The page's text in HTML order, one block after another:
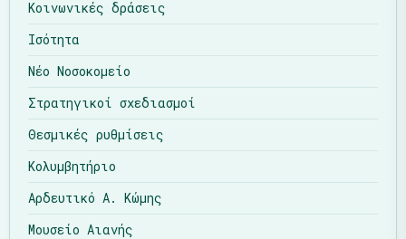
Κοινωνικές δράσεις
Ισότητα
Νέο Νοσοκομείο
Στρατηγικοί σχεδιασμοί
Θεσμικές ρυθμίσεις
Κολυμβητήριο
Αρδευτικό Α. Κώμης
Μουσείο Αιανής